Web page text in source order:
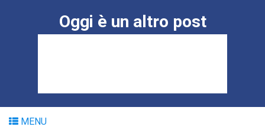
Oggi è un altro post
MENU